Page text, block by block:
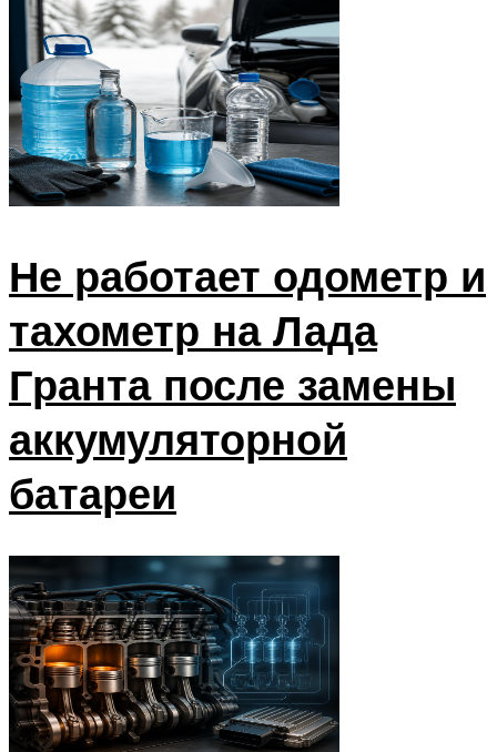
Не работает одометр и
тахометр на Лада
Гранта после замены
аккумуляторной
батареи